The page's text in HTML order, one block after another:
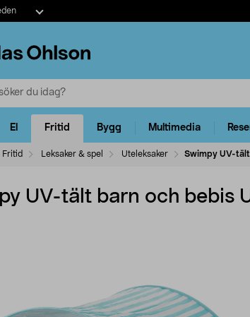
El Fritid Bygg Multimedia
Fritid Leksaker & spel Uteleksaker Swimpy UV-
UV-tält barn och bebis